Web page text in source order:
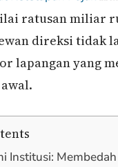
ratusan miliar
direksi tidak
lapangan yang
Institusi: